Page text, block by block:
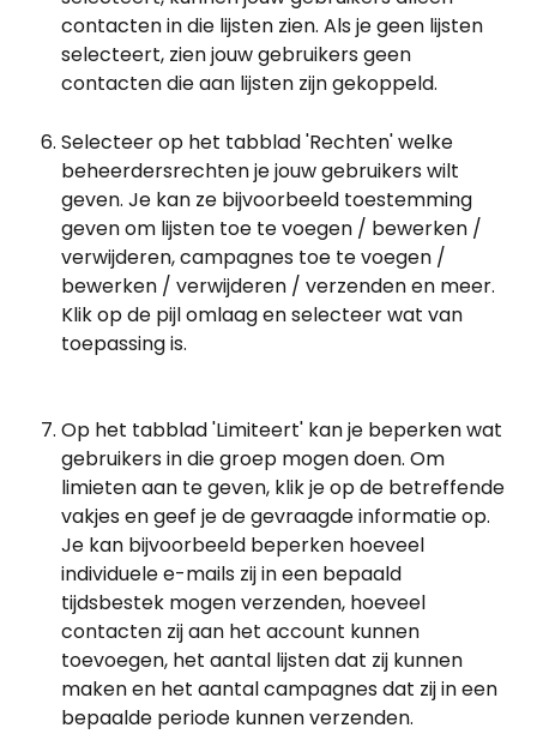
contacten in die lijsten zien. Als je geen lijsten
selecteert, zien jouw gebruikers geen
contacten die aan lijsten zijn gekoppeld.
Selecteer op het tabblad 'Rechten' welke
beheerdersrechten je jouw gebruikers wilt
geven. Je kan ze bijvoorbeeld toestemming
geven om lijsten toe te voegen / bewerken /
verwijderen, campagnes toe te voegen /
bewerken / verwijderen / verzenden en meer.
Klik op de pijl omlaag en selecteer wat van
toepassing is.
Op het tabblad 'Limiteert' kan je beperken wat
gebruikers in die groep mogen doen. Om
limieten aan te geven, klik je op de betreffende
vakjes en geef je de gevraagde informatie op.
Je kan bijvoorbeeld beperken hoeveel
individuele e-mails zij in een bepaald
tijdsbestek mogen verzenden, hoeveel
contacten zij aan het account kunnen
toevoegen, het aantal lijsten dat zij kunnen
maken en het aantal campagnes dat zij in een
bepaalde periode kunnen verzenden.